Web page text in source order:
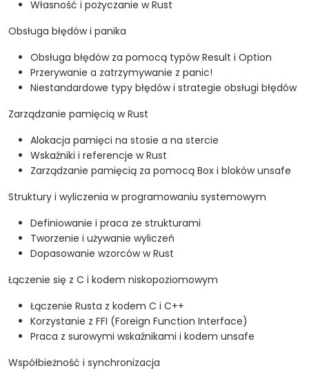
Własność i pożyczanie w Rust
Obsługa błędów i panika
Obsługa błędów za pomocą typów Result i Option
Przerywanie a zatrzymywanie z panic!
Niestandardowe typy błędów i strategie obsługi błędów
Zarządzanie pamięcią w Rust
Alokacja pamięci na stosie a na stercie
Wskaźniki i referencje w Rust
Zarządzanie pamięcią za pomocą Box i bloków unsafe
Struktury i wyliczenia w programowaniu systemowym
Definiowanie i praca ze strukturami
Tworzenie i używanie wyliczeń
Dopasowanie wzorców w Rust
Łączenie się z C i kodem niskopoziomowym
Łączenie Rusta z kodem C i C++
Korzystanie z FFI (Foreign Function Interface)
Praca z surowymi wskaźnikami i kodem unsafe
Współbieżność i synchronizacja